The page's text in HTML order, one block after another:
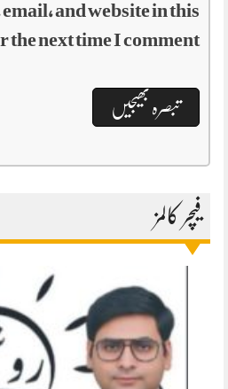
email, and website in this
the next time I comment.
فیچر کالمز